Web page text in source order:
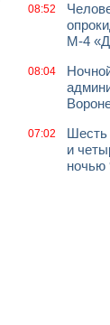
08:52
М-4
08:04
07:02
и
ночью